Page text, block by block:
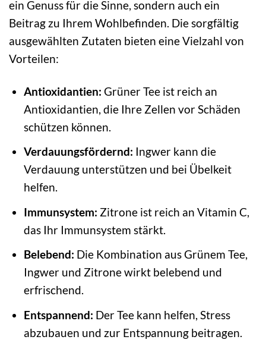
ein Genuss für die Sinne, sondern auch ein
Beitrag zu Ihrem Wohlbefinden. Die sorgfältig
ausgewählten Zutaten bieten eine Vielzahl von
Vorteilen:
Antioxidantien: Grüner Tee ist reich an
Antioxidantien, die Ihre Zellen vor Schäden
schützen können.
Verdauungsfördernd: Ingwer kann die
Verdauung unterstützen und bei Übelkeit
helfen.
Immunsystem: Zitrone ist reich an Vitamin C,
das Ihr Immunsystem stärkt.
Belebend: Die Kombination aus Grünem Tee,
Ingwer und Zitrone wirkt belebend und
erfrischend.
Entspannend: Der Tee kann helfen, Stress
abzubauen und zur Entspannung beitragen.